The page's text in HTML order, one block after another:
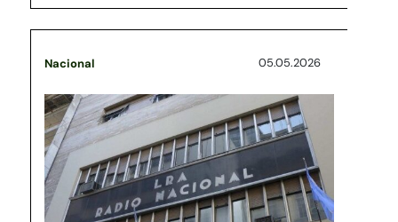
Nacional 05.05.2026